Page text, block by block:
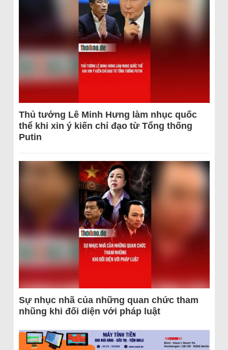
Thủ tướng Lê Minh Hưng làm nhục quốc
thể khi xin ý kiến chỉ đạo từ Tổng thống
Putin
Sự nhục nhã của những quan chức tham
nhũng khi đối diện với pháp luật